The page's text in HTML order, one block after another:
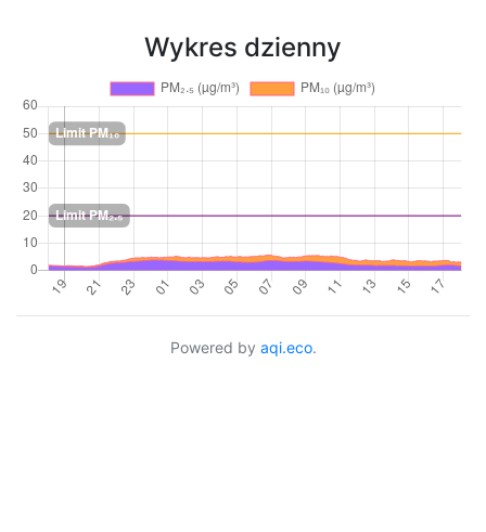
Wykres dzienny
Powered by aqi.eco.